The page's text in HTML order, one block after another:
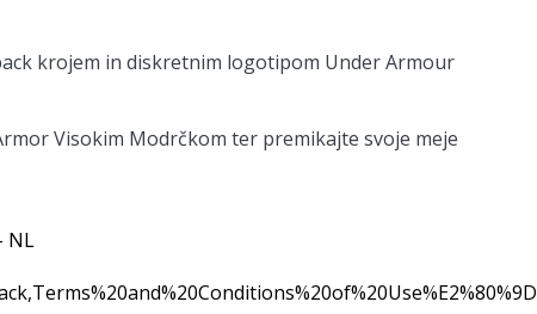
krojem in diskretnim logotipom Under Armour
Visokim Modrčkom ter premikajte svoje meje
NL